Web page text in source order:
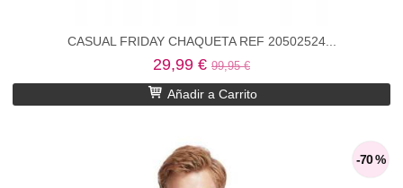
CASUAL FRIDAY CHAQUETA REF 20502524...
29,99 € 99,95 €
Añadir a Carrito
-70 %